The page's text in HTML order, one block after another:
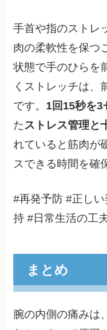
手首や指のストレ
肉の柔軟性を保つ
状態で手のひらを
くストレッチは、
です。 1回15秒を3
た ストレス管理と
れていると筋肉が
スできる時間を確
#再発予防 #正し
持 #日常生活の工
まとめ
腕の内側の痛みは